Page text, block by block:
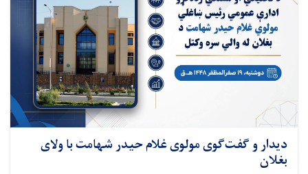
دیدار و گفت‌گوی مولوی غلام حیدر شهامت با ولای
بغلان